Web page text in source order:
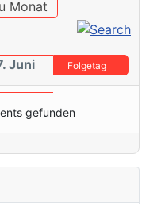
Monat
Juni
Folgetag
gefunden